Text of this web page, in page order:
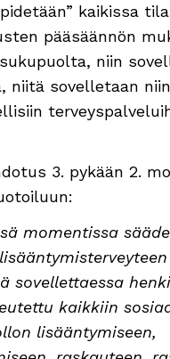
kaikissa
pääsäännön
niin
niitä sovelletaan
3. pykään 2.
momentissa
sovellettaessa
kaikkiin
lisääntymiseen,